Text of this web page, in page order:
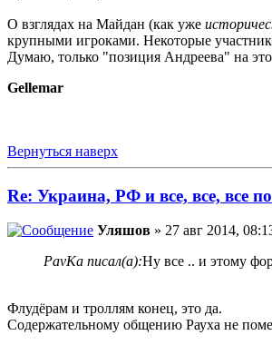
О взглядах на Майдан (как уже
крупными игроками. Некоторые
Думаю, только "позиция Андреева" на
Gellemar
Вернуться наверх
Re: Украина, РФ и все, все, все
Уляшов » 27 авг 2014,
PavKa писал(а):Ну все .. и этому
Флудёрам и троллям конец, это да.
Содержательному общению Рауха не